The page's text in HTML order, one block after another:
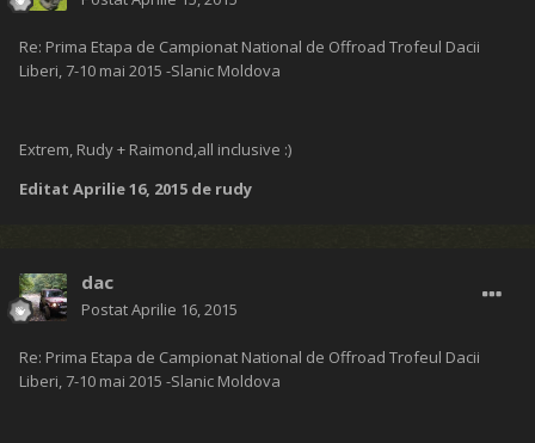
Re: Prima Etapa de Campionat National de Offroad Trofeul Dacii
Liberi, 7-10 mai 2015 -Slanic Moldova
Extrem, Rudy + Raimond,all inclusive :)
Editat Aprilie 16, 2015 de rudy
dac
PostatAprilie 16, 2015
Re: Prima Etapa de Campionat National de Offroad Trofeul Dacii
Liberi, 7-10 mai 2015 -Slanic Moldova